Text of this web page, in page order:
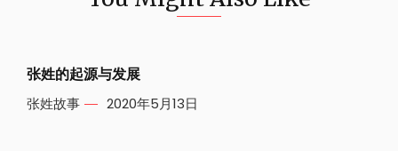
张姓的起源与发展
张姓故事 2020年5月13日